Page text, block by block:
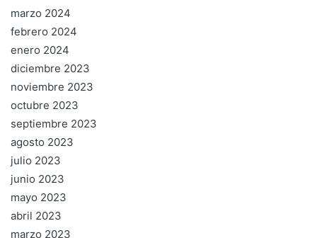
marzo 2024
febrero 2024
enero 2024
diciembre 2023
noviembre 2023
octubre 2023
septiembre 2023
agosto 2023
julio 2023
junio 2023
mayo 2023
abril 2023
marzo 2023